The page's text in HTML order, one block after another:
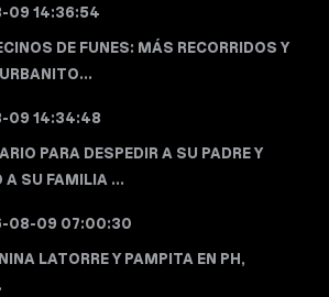
09 14:36:54
DE FUNES: MÁS RECORRIDOS Y
09 14:34:48
PARA DESPEDIR A SU PADRE Y
A SU FAMILIA ...
08-09 07:00:30
LATORRE Y PAMPITA EN PH,